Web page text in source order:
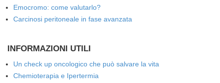
Emocromo: come valutarlo?
Carcinosi peritoneale in fase avanzata
INFORMAZIONI UTILI
Un check up oncologico che può salvare la vita
Chemioterapia e Ipertermia